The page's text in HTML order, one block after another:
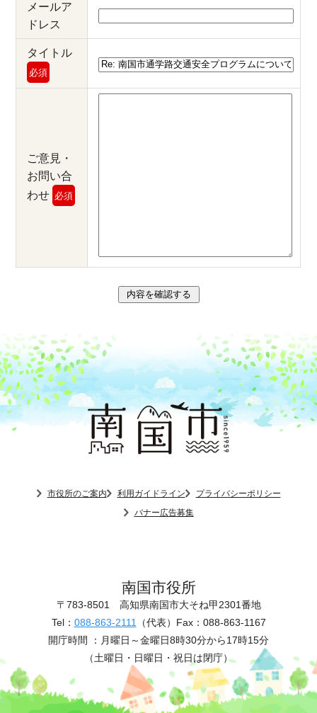
メールア
ドレス
タイトル
必須
ご意見・
お問い合
わせ 必須
市役所のご案内 利用ガイドライン
プライバシーポリシー
バナー広告募集
南国市役所
〒783-8501 高知県南国市大そね甲2301番地
Tel： 088-863-2111 （代表） Fax：088-863-1167
開庁時間 ： 月曜日～金曜日8時30分から17時15分
（土曜日・日曜日・祝日は閉庁）